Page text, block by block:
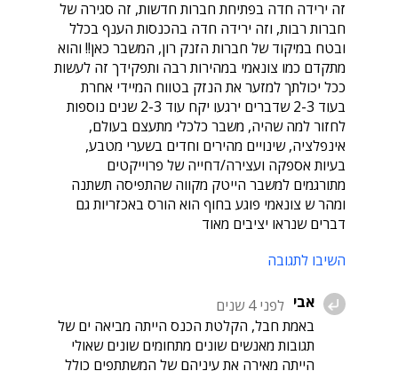
זה ירידה חדה בפתיחת חברות חדשות, זה סגירה של
חברות רבות, וזה ירידה חדה בהכנסות הענף בכלל
ובטח במיקוד של חברות הזנק רון, המשבר כאן!! והוא
מתקדם כמו צונאמי במהירות רבה ותפקידך זה לעשות
ככל יכולתך למזער את הנזק בטווח המיידי אחרת
בעוד 2-3 שדברים ירגעו יקח עוד 2-3 שנים נוספות
לחזור למה שהיה, משבר כלכלי מתעצם בעולם,
אינפלציה, שינויים מהירים וחדים בשערי מטבע,
בעיות אספקה ועצירה/דחייה של פרוייקטים
מתורגמים למשבר הייטק מקווה שהתפיסה תשתנה
ומהר ש צונאמי פוגע בחוף הוא הורס באכזריות גם
דברים שנראו יציבים מאוד
השיבו לתגובה
אבי לפני 4 שנים
באמת חבל, הקלטת הכנס הייתה מביאה ים של
תגובות מאנשים שונים מתחומים שונים שאולי
הייתה מאירה את עיניהם של המשתתפים כולל